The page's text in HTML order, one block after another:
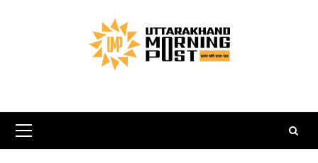
Primary
Menu